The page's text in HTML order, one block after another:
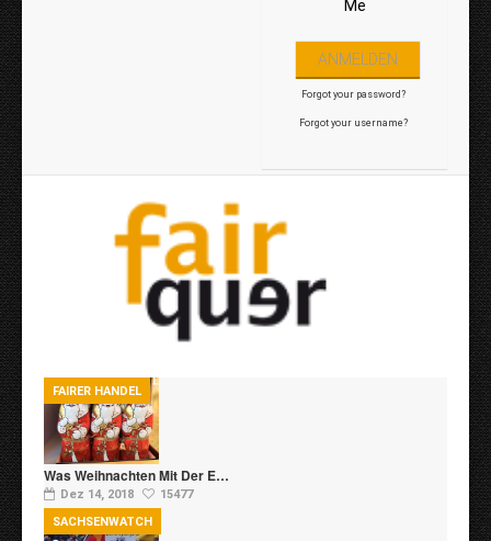
Me
Forgot your password?
Forgot your username?
Was Weihnachten Mit Der E…
Dez 14, 2018 15477
FAIRER HANDEL
SACHSENWATCH